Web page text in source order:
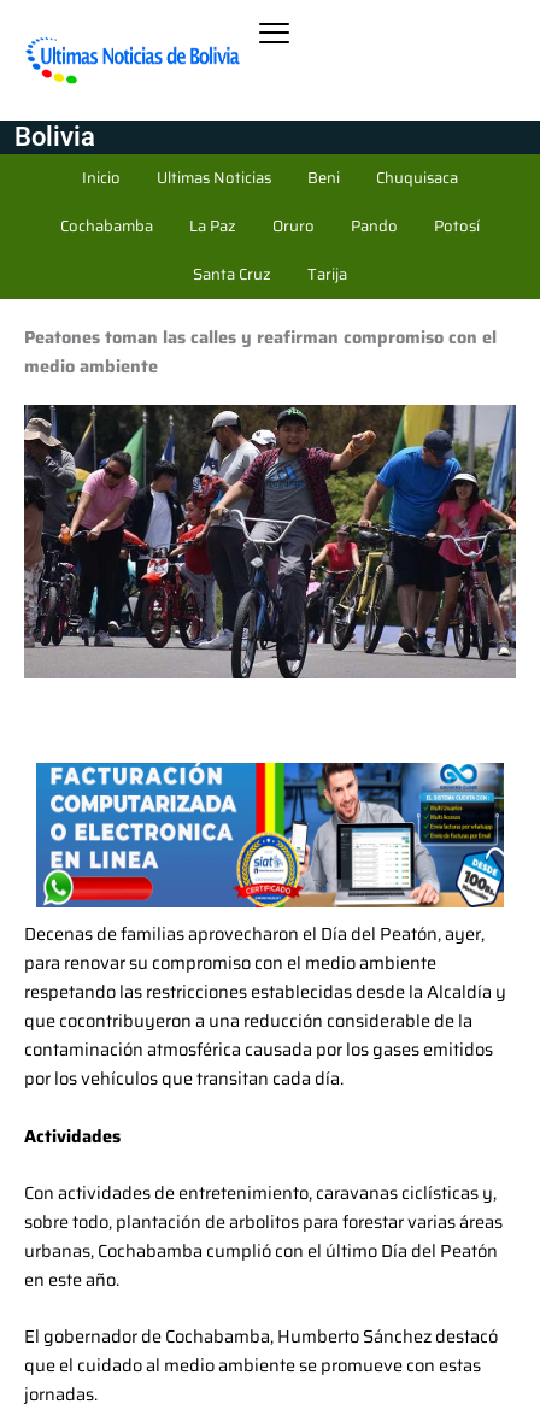
Bolivia
Inicio Ultimas Noticias Beni
Chuquisaca
Cochabamba
La Paz Oruro Pando
Potosí
Santa Cruz
Tarija
Peatones toman las calles y reafirman compromiso con el
medio ambiente
Decenas de familias aprovecharon el Día del Peatón, ayer,
para renovar su compromiso con el medio ambiente
respetando las restricciones establecidas desde la Alcaldía y
que cocontribuyeron a una reducción considerable de la
contaminación atmosférica causada por los gases emitidos
por los vehículos que transitan cada día.
Actividades
Con actividades de entretenimiento, caravanas ciclísticas y,
sobre todo, plantación de arbolitos para forestar varias áreas
urbanas, Cochabamba cumplió con el último Día del Peatón
en este año.
El gobernador de Cochabamba, Humberto Sánchez destacó
que el cuidado al medio ambiente se promueve con estas
jornadas.